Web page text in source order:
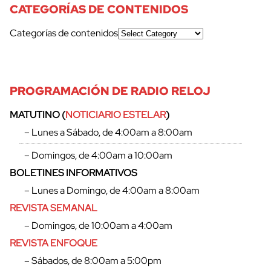
CATEGORÍAS DE CONTENIDOS
Categorías de contenidos
PROGRAMACIÓN DE RADIO RELOJ
MATUTINO (NOTICIARIO ESTELAR)
– Lunes a Sábado, de 4:00am a 8:00am
– Domingos, de 4:00am a 10:00am
BOLETINES INFORMATIVOS
– Lunes a Domingo, de 4:00am a 8:00am
REVISTA SEMANAL
– Domingos, de 10:00am a 4:00am
REVISTA ENFOQUE
– Sábados, de 8:00am a 5:00pm